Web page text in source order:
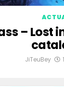
– Lost
JiTeuBey